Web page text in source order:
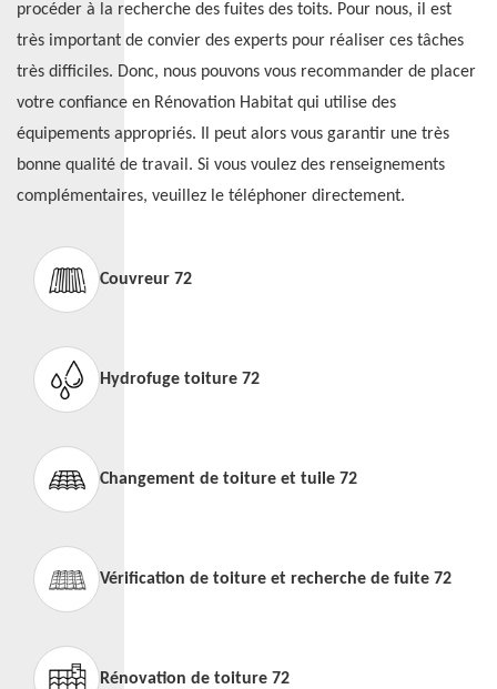
procéder à la recherche des fuites des toits. Pour nous, il est
très important de convier des experts pour réaliser ces tâches
très difficiles. Donc, nous pouvons vous recommander de placer
votre confiance en Rénovation Habitat qui utilise des
équipements appropriés. Il peut alors vous garantir une très
bonne qualité de travail. Si vous voulez des renseignements
complémentaires, veuillez le téléphoner directement.
Couvreur 72
Hydrofuge toiture 72
Changement de toiture et tuile 72
Vérification de toiture et recherche de fuite 72
Rénovation de toiture 72